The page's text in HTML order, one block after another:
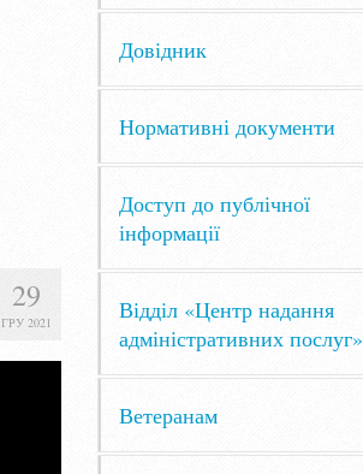
29
ГРУ 2021
Довідник
Нормативні документи
Доступ до публічної
інформації
Відділ «Центр надання
адміністративних послуг»
Ветеранам